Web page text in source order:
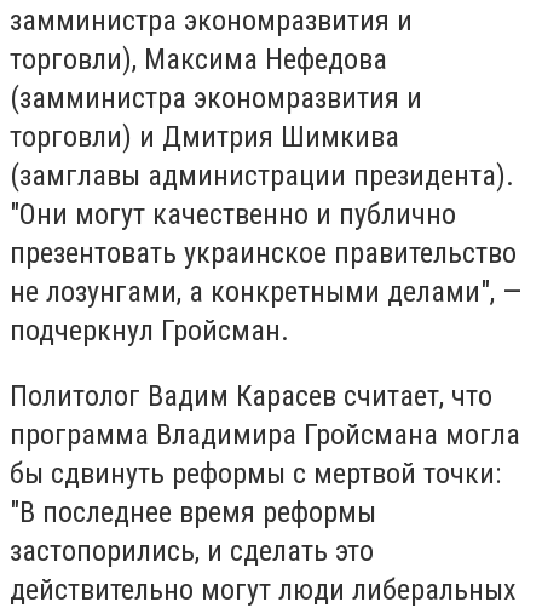
замминистра экономразвития и
торговли), Максима Нефедова
(замминистра экономразвития и
торговли) и Дмитрия Шимкива
(замглавы администрации президента).
"Они могут качественно и публично
презентовать украинское правительство
не лозунгами, а конкретными делами", —
подчеркнул Гройсман.
Политолог Вадим Карасев считает, что
программа Владимира Гройсмана могла
бы сдвинуть реформы с мертвой точки:
"В последнее время реформы
застопорились, и сделать это
действительно могут люди либеральных